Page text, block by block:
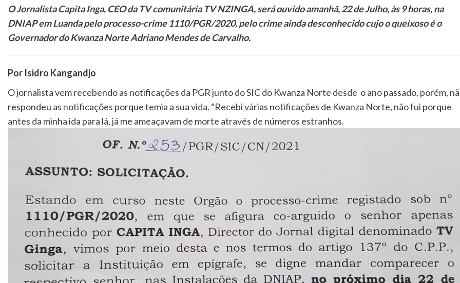
O Jornalista Capita Inga, CEO da TV comunitária TV NZINGA, será ouvido amanhã, 22 de Julho, às 9 horas, na
DNIAP em Luanda pelo processo-crime 1110/PGR/2020, pelo crime ainda desconhecido cujo o queixoso é o
Governador do Kwanza Norte Adriano Mendes de Carvalho.
Por Isidro Kangandjo
O jornalista vem recebendo as notificações da PGR junto do SIC do Kwanza Norte desde o ano passado, porém,
respondeu as notificações porque temia a sua vida. “Recebi várias notificações de Kwanza Norte, não fui porque
antes da minha ida para lá, já me ameaçavam de morte através de números estranhos.